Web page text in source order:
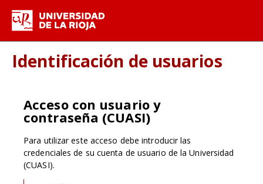
Identificación de usuarios
Acceso con usuario y
contraseña (CUASI)
Para utilizar este acceso debe introducir las
credenciales de su cuenta de usuario de la Universidad
(CUASI).